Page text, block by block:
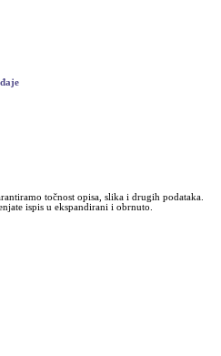
točnost opisa, slika i drugih podataka.
ispis u ekspandirani i obrnuto.